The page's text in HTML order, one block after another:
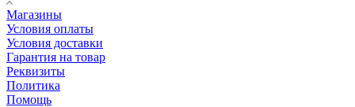
Магазины
Условия оплаты
Условия доставки
Гарантия на товар
Реквизиты
Политика
Помощь